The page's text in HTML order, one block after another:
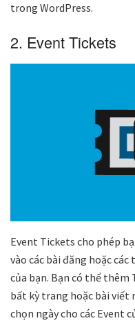
trong WordPress.
2. Event Tickets
Event Tickets cho phép
vào các bài đăng hoặc
của bạn. Bạn có thể thêm
bất kỳ trang hoặc bài viết
chọn ngày cho các Event